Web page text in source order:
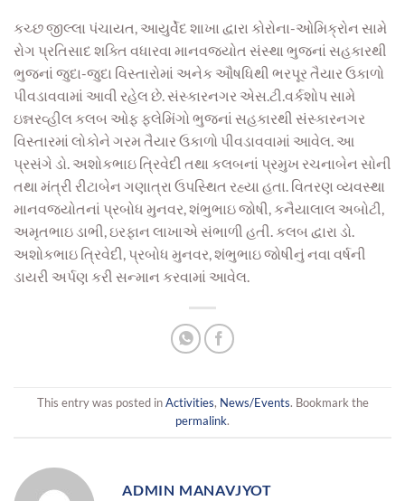
કચ્છ જીલ્લા પંચાયત, આયુર્વેદ શાખા દ્વારા કોરોના-ઓમિક્રોન સામે
રોગ પ્રતિસાદ શક્તિ વધારવા માનવજ્યોત સંસ્થા ભુજનાં સહકારથી
ભુજનાં જુદા-જુદા વિસ્તારોમાં અનેક ઔષધિથી ભરપૂર તૈયાર ઉકાળો
પીવડાવવામાં આવી રહેલ છે. સંસ્કારનગર એસ.ટી.વર્કશોપ સામે
ઇન્નરવ્હીલ કલબ ઓફ ફલેમિંગો ભુજનાં સહકારથી સંસ્કારનગર
વિસ્તારમાં લોકોને ગરમ તૈયાર ઉકાળો પીવડાવવામાં આવેલ. આ
પ્રસંગે ડો. અશોકભાઇ ત્રિવેદી તથા કલબનાં પ્રમુખ રચનાબેન સોની
તથા મંત્રી રીટાબેન ગણાત્રા ઉપસ્થિત રહ્યા હતા. વિતરણ વ્યવસ્થા
માનવજ્યોતનાં પ્રબોધ મુનવર, શંભુભાઇ જોષી, કનૈયાલાલ અબોટી,
અમૃતભાઇ ડાભી, ઇરફાન લાખાએ સંભાળી હતી. કલબ દ્વારા ડો.
અશોકભાઇ ત્રિવેદી, પ્રબોધ મુનવર, શંભુભાઇ જોષીનું નવા વર્ષની
ડાયરી અર્પણ કરી સન્માન કરવામાં આવેલ.
This entry was posted inActivities, News/Events. Bookmark the
permalink.
ADMIN MANAVJYOT